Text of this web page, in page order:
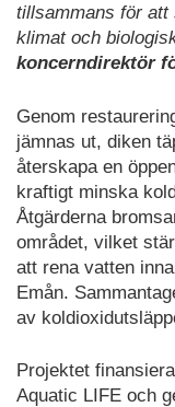
tillsammans för att
klimat och
koncerndirektör
Genom
jämnas ut, diken
återskapa en
kraftigt minska
Åtgärderna
området, vilket
att rena vatten
Emån.
av
Projektet
Aquatic LIFE och